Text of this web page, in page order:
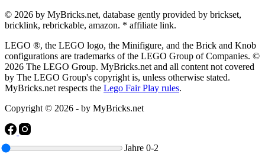
Jahre 0-2
© 2026 by MyBricks.net, database gently provided by brickset,
bricklink, rebrickable, amazon. * affiliate link.
LEGO ®, the LEGO logo, the Minifigure, and the Brick and Knob
configurations are trademarks of the LEGO Group of Companies. ©
2026 The LEGO Group. MyBricks.net and all content not covered
by The LEGO Group's copyright is, unless otherwise stated.
MyBricks.net respects the Lego Fair Play rules.
Copyright © 2026 - by MyBricks.net